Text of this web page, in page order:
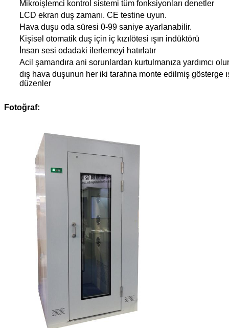
Mikroişlemci kontrol sistemi tüm fonksiyonları denetler
LCD ekran duş zamanı. CE testine uyun.
Hava duşu oda süresi 0-99 saniye ayarlanabilir.
Kişisel otomatik duş için iç kızılötesi ışın indüktörü
İnsan sesi odadaki ilerlemeyi hatırlatır
Acil şamandıra ani sorunlardan kurtulmanıza yardımcı olur
dış hava duşunun her iki tarafına monte edilmiş gösterge
düzenler
Fotoğraf: